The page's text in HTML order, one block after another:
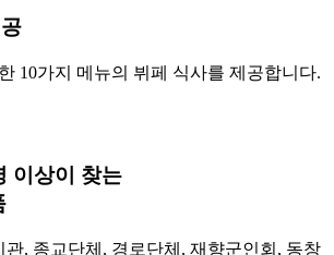
10가지 메뉴의 뷔페 식사를 제공합니다.
이상이 찾는
관, 종교단체, 경로단체, 재향군인회, 동창